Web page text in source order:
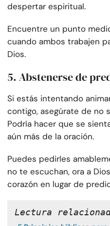
despertar espiritual.
Encuentre un punto
cuando ambos trabajen
Dios.
5. Abstenerse de
Si estás intentando
contigo, asegúrate de no
Podría hacer que se
aún más de la oración.
Puedes pedirles
no te escuchan, ora a
corazón en lugar de
Lectura